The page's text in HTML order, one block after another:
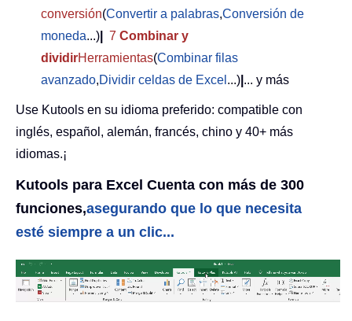
conversión(Convertir a palabras,Conversión de
moneda...) 7 Combinar y
dividirHerramientas(Combinar filas
avanzado,Dividir celdas de Excel ...) ... y más
Use Kutools en su idioma preferido: compatible con
inglés, español, alemán, francés, chino y 40+ más
idiomas.¡
Kutools para Excel Cuenta con más de 300
funciones,asegurando que lo que necesita
esté siempre a un clic...